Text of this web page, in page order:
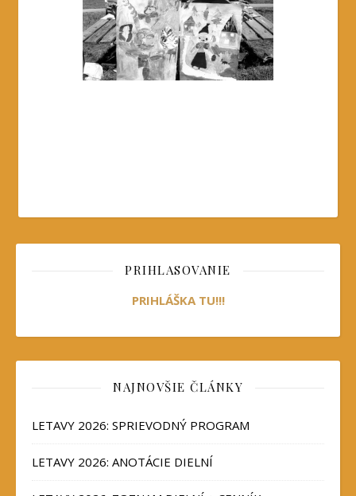
PRIHLASOVANIE
PRIHLÁŠKA TU!!!
NAJNOVŠIE ČLÁNKY
LETAVY 2026: SPRIEVODNÝ PROGRAM
LETAVY 2026: ANOTÁCIE DIELNÍ